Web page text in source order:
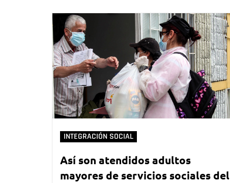
INTEGRACIÓN SOCIAL
Así son atendidos adultos
mayores de servicios sociales del